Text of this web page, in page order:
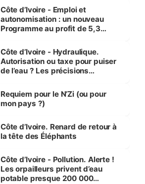
et Yamoussoukro
Côte d’Ivoire - Emploi et
autonomisation : un nouveau
Programme au profit de 5,3
Côte d’Ivoire - Hydraulique.
Autorisation ou taxe pour puiser
de l’eau ? Les précisions
Requiem pour le N’Zi (ou pour
mon pays ?)
Côte d’Ivoire. Renard de retour à
la tête des Éléphants
Côte d’Ivoire - Pollution. Alerte !
Les orpailleurs privent d’eau
potable presque 200 000